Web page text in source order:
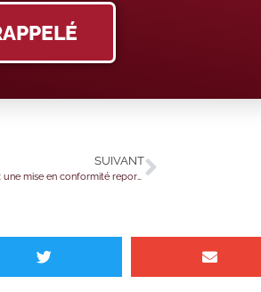
SUIVANT
Intermédiaires en financement participatif : une mise en conformité reportée